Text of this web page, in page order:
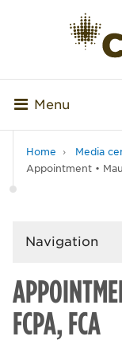
Menu
Home Media
Appointment •
Navigation
FCPA, FCA